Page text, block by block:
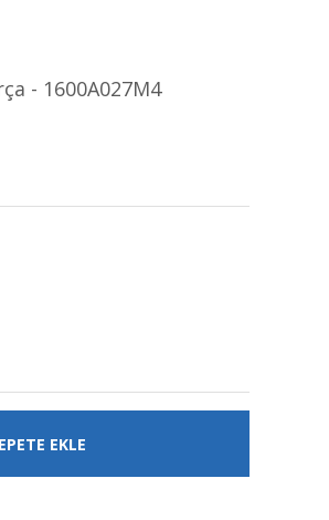
- 1600A027M4
EKLE